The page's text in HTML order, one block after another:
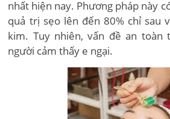
nhất hiện nay. Phương pháp này
quả trị sẹo lên đến 80% chỉ sau
kim. Tuy nhiên, vấn đề an toàn
người cảm thấy e ngại.